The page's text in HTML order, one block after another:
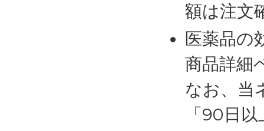
額は注文
医薬品の
商品詳細
なお、当
「90日